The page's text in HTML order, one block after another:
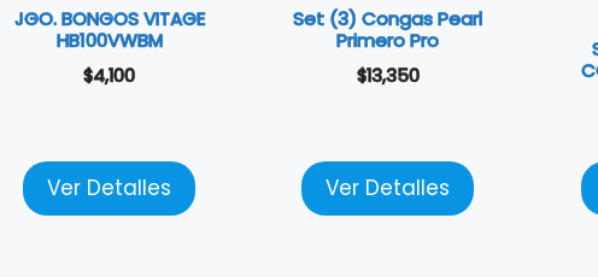
JGO. BONGOS VITAGE
HB100VWBM
$4,100
Ver Detalles
Set (3) Congas Pearl
Primero Pro
$13,350
Ver Detalles